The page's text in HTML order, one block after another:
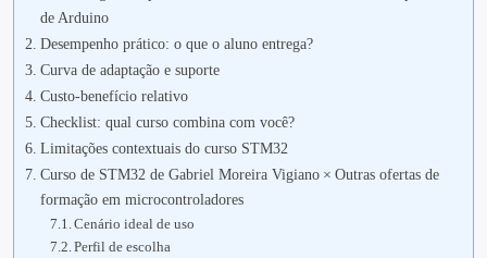
de Arduino
Desempenho prático: o que o aluno entrega?
Curva de adaptação e suporte
Custo‑benefício relativo
Checklist: qual curso combina com você?
Limitações contextuais do curso STM32
Curso de STM32 de Gabriel Moreira Vigiano × Outras ofertas de
formação em microcontroladores
Cenário ideal de uso
Perfil de escolha